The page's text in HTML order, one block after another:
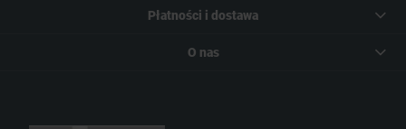
Płatności i dostawa
O nas